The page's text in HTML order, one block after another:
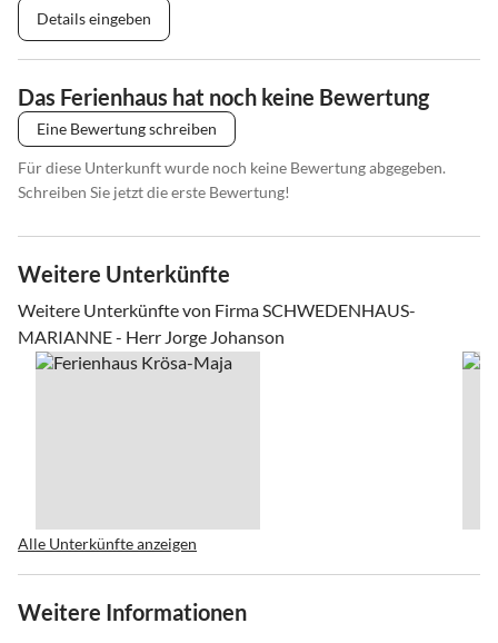
Details eingeben
Das Ferienhaus hat noch keine Bewertung
Eine Bewertung schreiben
Für diese Unterkunft wurde noch keine Bewertung abgegeben.
Schreiben Sie jetzt die erste Bewertung!
Weitere Unterkünfte
Weitere Unterkünfte von Firma SCHWEDENHAUS-
MARIANNE - Herr Jorge Johanson
Alle Unterkünfte anzeigen
Weitere Informationen